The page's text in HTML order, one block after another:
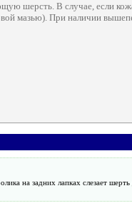
шерсть. В случае, если
мазью). При наличии
на задних лапках слезает